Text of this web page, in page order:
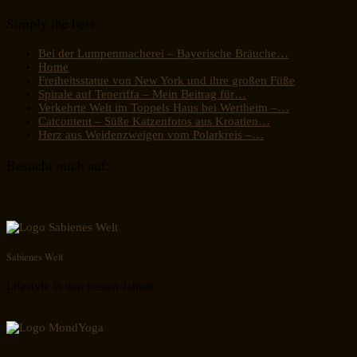
Bei der Lumpenmacherei – Bayerische Bräuche…
Home
Freiheitsstatue von New York und ihre großen Füße
Spirale auf Teneriffa – Mein Beitrag für…
Verkehrte Welt im Toppels Haus bei Wertheim –…
Catcontent – Süße Katzenfotos aus Kroatien…
Herz aus Weidenzweigen vom Polarkreis –…
Sabienes Welt